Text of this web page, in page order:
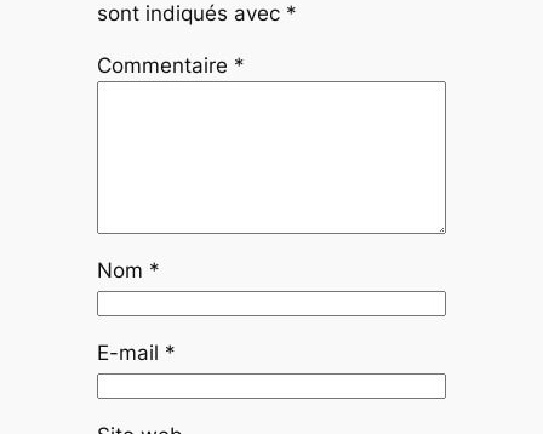
sont indiqués avec *
Commentaire *
Nom *
E-mail *